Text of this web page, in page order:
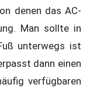
denen das AC-
Man sollte in
unterwegs ist
dann einen
verfügbaren